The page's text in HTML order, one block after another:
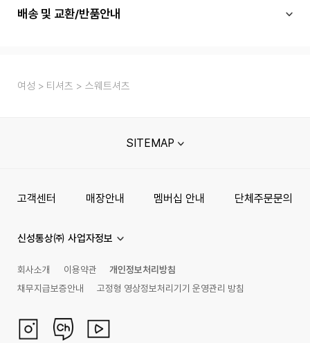
배송 및 교환/반품안내
여성 티셔츠 스웨트셔츠
SITEMAP
고객센터 매장안내 멤버십 안내 단체주문문의
신성통상㈜ 사업자정보
회사소개 이용약관
개인정보처리방침
채무지급보증안내
고정형 영상정보처리기기 운영관리 방침